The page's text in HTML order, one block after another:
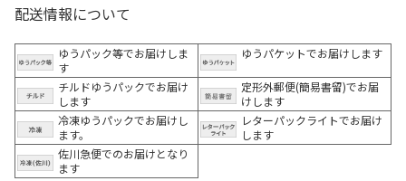
配送情報について
ゆうパック等でお届けしま
す
ゆうパケットでお届けします
チルドゆうパックでお届け
します
定形外郵便(簡易書留)でお届
けします
冷凍ゆうパックでお届けし
ます。
レターパックライトでお届け
します
佐川急便でのお届けとなり
ます